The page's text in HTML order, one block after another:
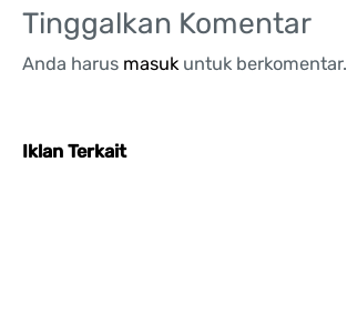
Tinggalkan Komentar
Anda harus masukuntuk berkomentar.
Iklan Terkait